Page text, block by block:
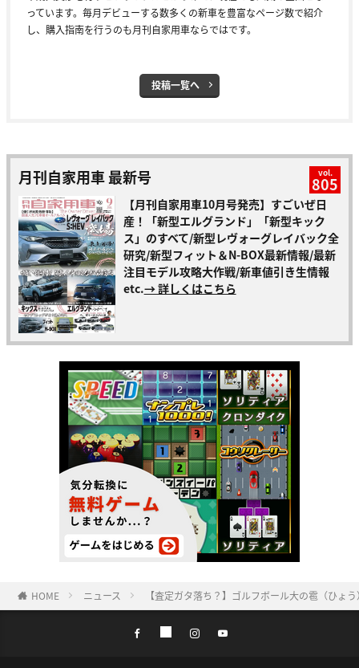
っています。毎月デビューする数多くの新車を豊富なページ数で紹介
し、購入指南を行うのも月刊自家用車ならではです。
投稿一覧へ
月刊自家用車 最新号 vol.
805
【月刊自家用車10月号発売】すごいぜ日
産！「新型エルグランド」「新型キック
ス」のすべて/新型レヴォーグレイバック全
研究/新型フィット＆N-BOX最新情報/最新
注目モデル攻略大作戦/新車値引き生情報
etc.→ 詳しくはこちら
HOME ニュース 【査定ガタ落ち？】ゴルフボール大の雹（ひょ